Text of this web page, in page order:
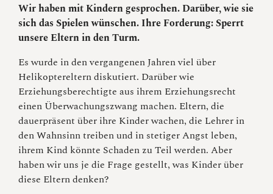
Wirhaben mit Kindern gesprochen. Darüber, wie sie
sich das Spielen wünschen. Ihre Forderung: Sperrt
unsere Eltern in den Turm.
Es wurde in den vergangenen Jahren viel über
Helikoptereltern diskutiert. Darüber wie
Erziehungsberechtigte aus ihrem Erziehungsrecht
einen Überwachungszwang machen. Eltern, die
dauerpräsent über ihre Kinder wachen, die Lehrer in
den Wahnsinn treiben und in stetiger Angst leben,
ihrem Kind könnte Schaden zu Teil werden. Aber
haben wir uns je die Frage gestellt, was Kinder über
diese Eltern denken?